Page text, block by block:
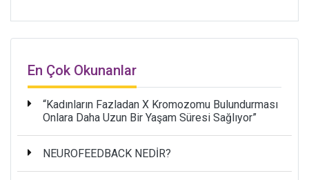
En Çok Okunanlar
“Kadınların Fazladan X Kromozomu Bulundurması
Onlara Daha Uzun Bir Yaşam Süresi Sağlıyor”
NEUROFEEDBACK NEDİR?